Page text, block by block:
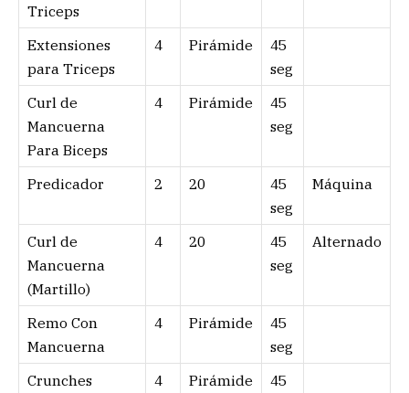
Triceps
Extensiones
para Triceps
4 Pirámide
45
seg
Curl de
Mancuerna
Para Biceps
4 Pirámide
45
seg
Predicador 2 20
45
seg
Máquina
Curl de
Mancuerna
(Martillo)
4 20
45
seg
Alternado
Remo Con
Mancuerna
4 Pirámide
45
seg
Crunches
4 Pirámide
45